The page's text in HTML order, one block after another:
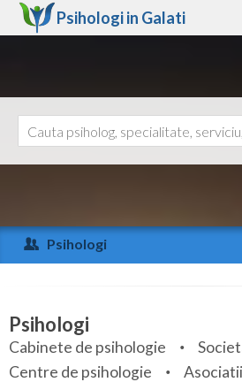
Psihologi in Galati
Arad
Arges
Bihor
Bistrita-Nasaud
Ajutor
Psihologi
Specialitati
Servicii
Psihologi
Cabinete de psihologie
Centre de psihologie